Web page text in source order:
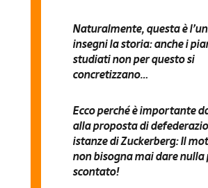
Naturalmente, questa è
insegni la storia: anche i
studiati non per questo si
concretizzano…
Ecco perché è importante
alla proposta di
istanze di Zuckerberg: Il
non bisogna mai dare nulla
scontato!